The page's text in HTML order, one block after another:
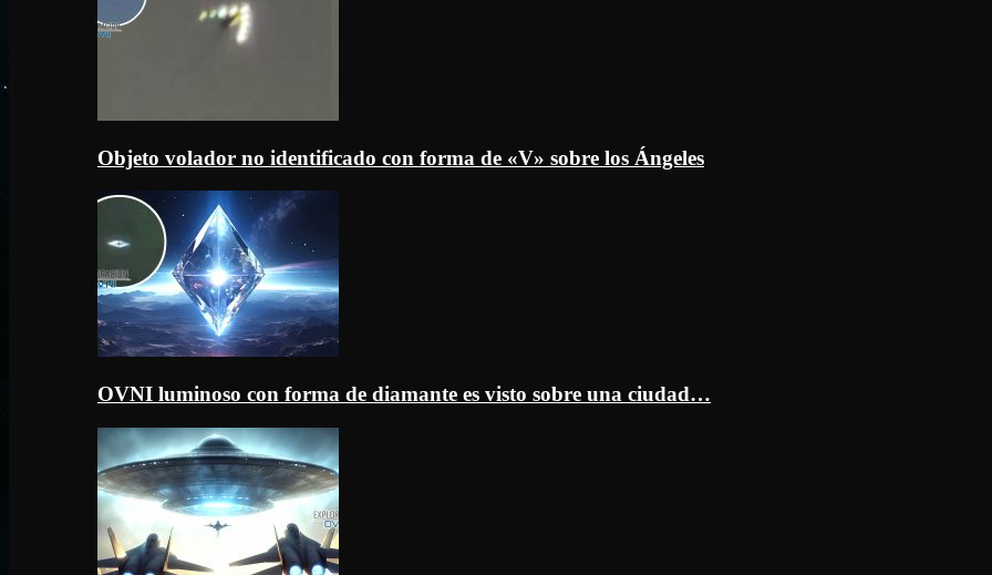
Objeto volador no identificado con forma de «V» sobre los Ángeles
OVNI luminoso con forma de diamante es visto sobre una ciudad…